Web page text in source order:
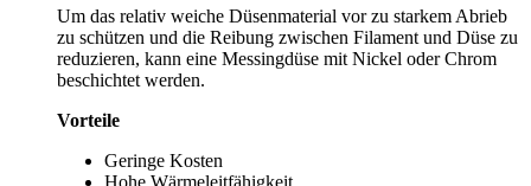
Um das relativ weiche Düsenmaterial vor zu starkem Abrieb
zu schützen und die Reibung zwischen Filament und Düse zu
reduzieren, kann eine Messingdüse mit Nickel oder Chrom
beschichtet werden.
Vorteile
Geringe Kosten
Hohe Wärmeleitfähigkeit